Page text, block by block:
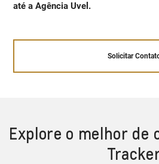
até a Agência Uvel.
Solicitar
Explore o melhor de